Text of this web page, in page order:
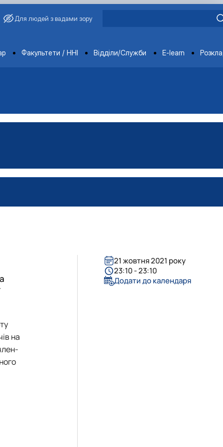
Для людей з вадами зору
Факультети / ННІ Відділи/Служби E-learn
продукц…
на
21 жовтня 2021 року
23:10 - 23:10
Додати до календаря